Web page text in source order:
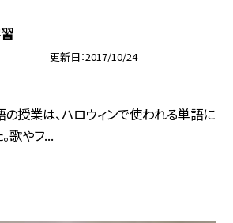
更新日 2017/10/24
授業は、ハロウィンで使われる単語に
歌やフ...